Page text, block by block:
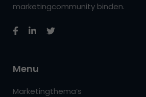
marketingcommunity binden.
Menu
Marketingthema’s